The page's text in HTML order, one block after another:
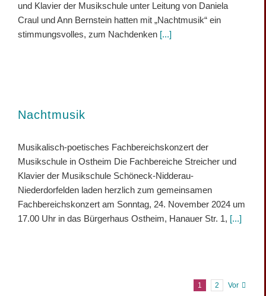
und Klavier der Musikschule unter Leitung von Daniela
Craul und Ann Bernstein hatten mit „Nachtmusik“ ein
stimmungsvolles, zum Nachdenken [...]
Nachtmusik
Musikalisch-poetisches Fachbereichskonzert der
Musikschule in Ostheim Die Fachbereiche Streicher und
Klavier der Musikschule Schöneck-Nidderau-
Niederdorfelden laden herzlich zum gemeinsamen
Fachbereichskonzert am Sonntag, 24. November 2024 um
17.00 Uhr in das Bürgerhaus Ostheim, Hanauer Str. 1, [...]
1 2 Vor